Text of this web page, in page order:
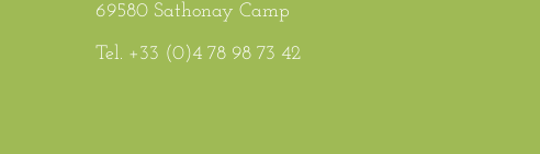
69580 Sathonay Camp
Tel. +33 (0)4 78 98 73 42